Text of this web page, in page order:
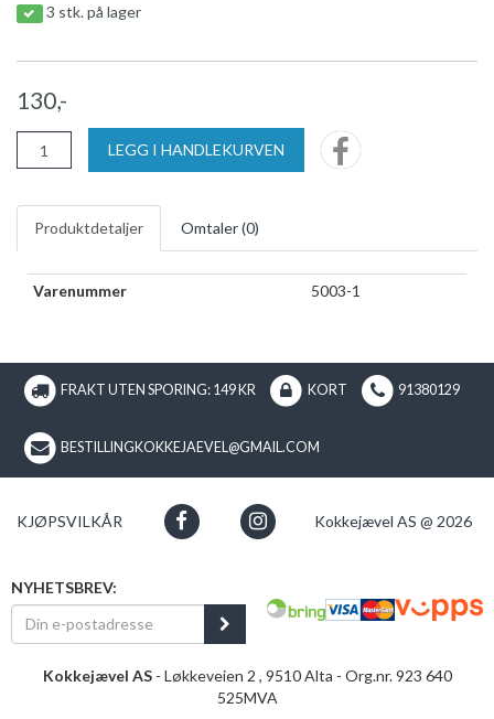
3 stk. på lager
130,-
LEGG I HANDLEKURVEN
Produktdetaljer Omtaler (0)
Varenummer 5003-1
FRAKT UTEN SPORING: 149 KR KORT 91380129
BESTILLINGKOKKEJAEVEL@GMAIL.COM
KJØPSVILKÅR Kokkejævel AS @ 2026
NYHETSBREV:
Kokkejævel AS- Løkkeveien 2 , 9510 Alta - Org.nr. 923 640
525MVA